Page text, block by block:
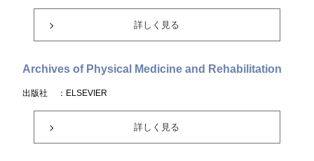
詳しく見る
Archives of Physical Medicine and Rehabilitation
出版社 ：ELSEVIER
詳しく見る